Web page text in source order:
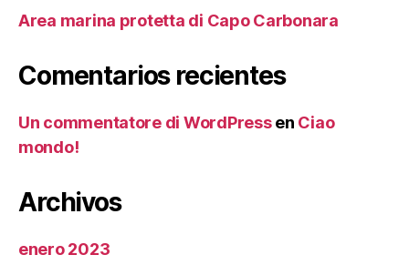
Area marina protetta di Capo Carbonara
Comentarios recientes
Un commentatore di WordPressen Ciao
mondo!
Archivos
enero 2023